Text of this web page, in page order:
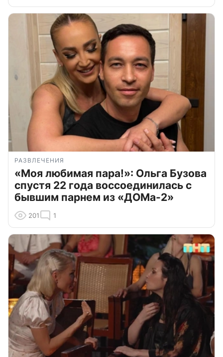
РАЗВЛЕЧЕНИЯ
«Моя любимая пара!»: Ольга Бузова
спустя 22 года воссоединилась с
бывшим парнем из «ДОМа-2»
201 1